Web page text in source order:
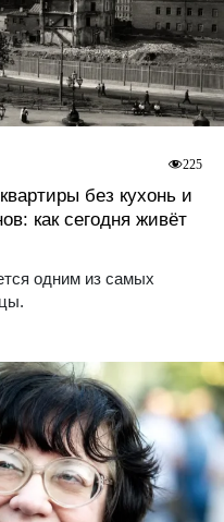
без кухонь и
как сегодня живёт
одним из самых
225